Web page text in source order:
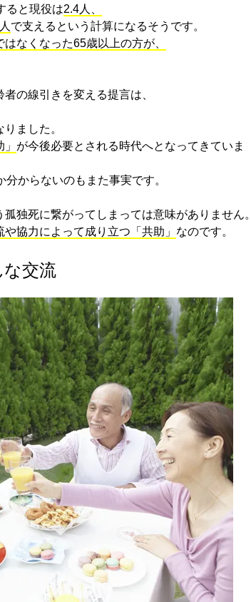
ると現役は2.4人、
で支えるという計算になるそうです。
はなくなった65歳以上の方が、
の線引きを変える提言は、
ました。
が今後必要とされる時代へとなってきていま
からないのもまた事実です。
独死に繋がってしまっては意味がありません。
や協力によって成り立つ「共助」 なのです。
交流